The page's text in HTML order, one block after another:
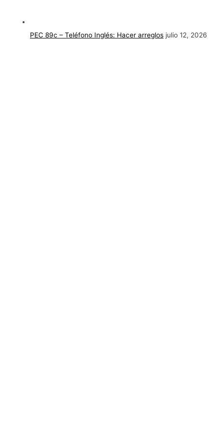
PEC 89c – Teléfono Inglés: Hacer arreglos julio 12, 2026